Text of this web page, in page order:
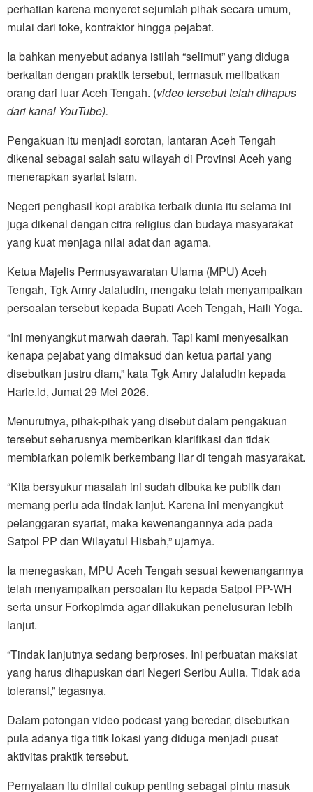
perhatian karena menyeret sejumlah pihak secara umum,
mulai dari toke, kontraktor hingga pejabat.
Ia bahkan menyebut adanya istilah “selimut” yang diduga
berkaitan dengan praktik tersebut, termasuk melibatkan
orang dari luar Aceh Tengah. (video tersebut telah dihapus
dari kanal YouTube).
Pengakuan itu menjadi sorotan, lantaran Aceh Tengah
dikenal sebagai salah satu wilayah di Provinsi Aceh yang
menerapkan syariat Islam.
Negeri penghasil kopi arabika terbaik dunia itu selama ini
juga dikenal dengan citra religius dan budaya masyarakat
yang kuat menjaga nilai adat dan agama.
Ketua Majelis Permusyawaratan Ulama (MPU) Aceh
Tengah, Tgk Amry Jalaludin, mengaku telah menyampaikan
persoalan tersebut kepada Bupati Aceh Tengah, Haili Yoga.
“Ini menyangkut marwah daerah. Tapi kami menyesalkan
kenapa pejabat yang dimaksud dan ketua partai yang
disebutkan justru diam,” kata Tgk Amry Jalaludin kepada
Harie.id, Jumat 29 Mei 2026.
Menurutnya, pihak-pihak yang disebut dalam pengakuan
tersebut seharusnya memberikan klarifikasi dan tidak
membiarkan polemik berkembang liar di tengah masyarakat.
“Kita bersyukur masalah ini sudah dibuka ke publik dan
memang perlu ada tindak lanjut. Karena ini menyangkut
pelanggaran syariat, maka kewenangannya ada pada
Satpol PP dan Wilayatul Hisbah,” ujarnya.
Ia menegaskan, MPU Aceh Tengah sesuai kewenangannya
telah menyampaikan persoalan itu kepada Satpol PP-WH
serta unsur Forkopimda agar dilakukan penelusuran lebih
lanjut.
“Tindak lanjutnya sedang berproses. Ini perbuatan maksiat
yang harus dihapuskan dari Negeri Seribu Aulia. Tidak ada
toleransi,” tegasnya.
Dalam potongan video podcast yang beredar, disebutkan
pula adanya tiga titik lokasi yang diduga menjadi pusat
aktivitas praktik tersebut.
Pernyataan itu dinilai cukup penting sebagai pintu masuk